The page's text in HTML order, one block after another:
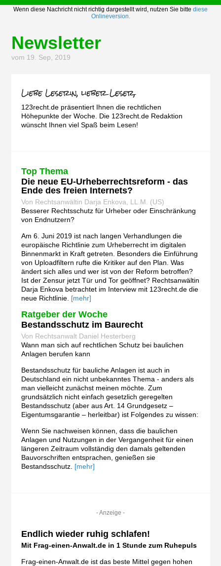
Wenn diese Nachricht nicht richtig dargestellt wird, nutzen Sie bitte diese
Onlineversion.
Newsletter
vom 19. Sep, 2019
123recht.de präsentiert Ihnen die rechtlichen
Höhepunkte der Woche. Die 123recht.de Redaktion
wünscht Ihnen viel Spaß beim Lesen!
Top Thema
Die neue EU-Urheberrechtsreform - das
Ende des freien Internets?
Von Rechtsanwältin Darja Enkova, LL.M. (US)
Besserer Rechtsschutz für Urheber oder Einschränkung
von Endnutzern?
Am 6. Juni 2019 ist nach langen Verhandlungen die
europäische Richtlinie zum Urheberrecht im digitalen
Binnenmarkt in Kraft getreten. Besonders die Einführung
von Uploadfiltern rufte die Kritiker auf den Plan. Was
ändert sich alles und wer ist von der Reform betroffen?
Ist der Zensur jetzt Tür und Tor geöffnet? Rechtsanwältin
Darja Enkova betrachtet im Interview mit 123recht.de die
neue Richtlinie. [mehr]
Ratgeber der Woche
Bestandsschutz im Baurecht
Von Rechtsanwalt Daniel Hesterberg
Wann man sich auf rechtlichen Schutz bei baulichen
Anlagen berufen kann
Bestandsschutz für bauliche Anlagen ist auch in
Deutschland ein nicht unbekanntes Thema - anders als
man vielleicht zunächst meinen möchte. Zum
grundsätzlich nicht einfach gesetzlich geregelten
Bestandsschutz (aber aus Art. 14 Grundgesetz –
Eigentumsgarantie – herleitbar) ist Folgendes zu wissen:
Wenn Sie nachweisen können, dass die baulichen
Anlagen und Nutzungen in der Vergangenheit für einen
längeren Zeitraum vollständig den damals geltenden
Bauvorschriften entsprachen, genießen sie
Bestandsschutz. [mehr]
- Anzeige -
Endlich wieder ruhig schlafen!
Mit Frag-einen-Anwalt.de in 1 Stunde zum Ruhepuls
Frag-einen-Anwalt.de ist das beste Mittel gegen hohen